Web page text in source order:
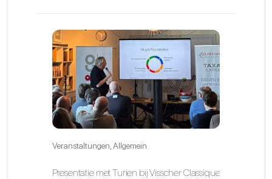
Veranstaltungen Allgemein
Presentatie met Turien bij Visscher Classique